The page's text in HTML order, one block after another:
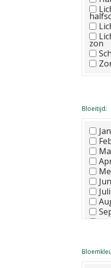
zon
Bloeitijd:
Juli